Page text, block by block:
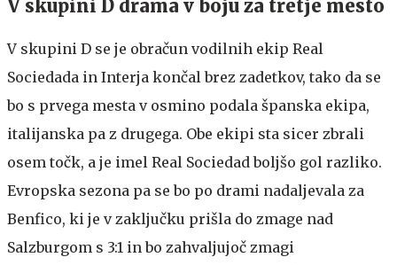
V skupini D drama v boju za tretje mesto
V skupini D se je obračun vodilnih ekip Real
Sociedada in Interja končal brez zadetkov, tako da se
bo s prvega mesta v osmino podala španska ekipa,
italijanska pa z drugega. Obe ekipi sta sicer zbrali
osem točk, a je imel Real Sociedad boljšo gol razliko.
Evropska sezona pa se bo po drami nadaljevala za
Benfico, ki je v zaključku prišla do zmage nad
Salzburgom s 3:1 in bo zahvaljujoč zmagi